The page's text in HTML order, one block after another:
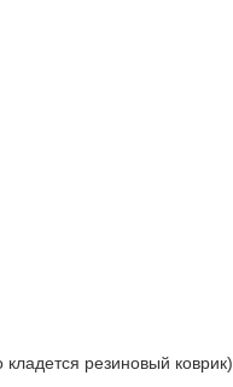
резиновый коврик).